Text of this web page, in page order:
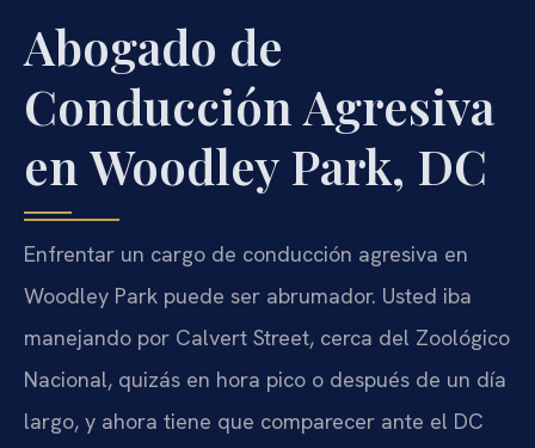
Abogado de
Conducción Agresiva
en Woodley Park, DC
Enfrentar un cargo de conducción agresiva en
Woodley Park puede ser abrumador. Usted iba
manejando por Calvert Street, cerca del Zoológico
Nacional, quizás en hora pico o después de un día
largo, y ahora tiene que comparecer ante el DC